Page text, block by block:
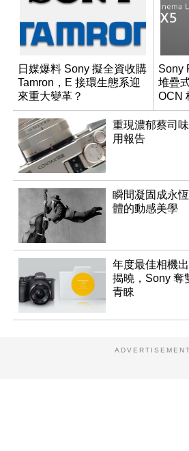
日媒爆料 Sony 擬全資收購
Tamron，E 接環生態系迎
來重大變革？
Sony
堆疊
OCN
重現濃郁蔡司
用報告
瞬間凝固成永
體的動感美學
年度最佳相機
揭曉，Sony 奪
青睞
ADVERTISEMENT